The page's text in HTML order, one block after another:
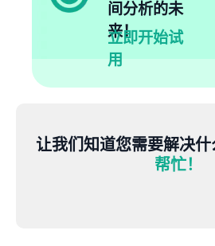
间分析的未
来！
立即开始试
用
让我们知道您需要解决
帮忙！